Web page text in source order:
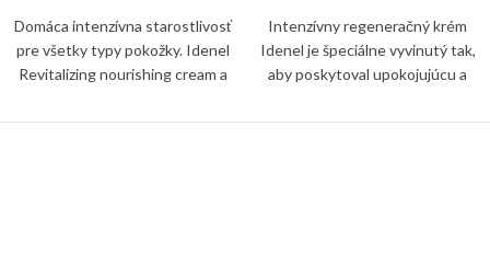
Domáca intenzívna starostlivosť
pre všetky typy pokožky. Idenel
Revitalizing nourishing cream a
Intenzívny regeneračný krém
Idenel je špeciálne vyvinutý tak,
aby poskytoval upokojujúcu a